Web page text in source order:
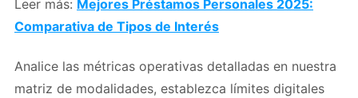
Leer más: Mejores Préstamos Personales 2025:
Comparativa de Tipos de Interés
Analice las métricas operativas detalladas en nuestra
matriz de modalidades, establezca límites digitales